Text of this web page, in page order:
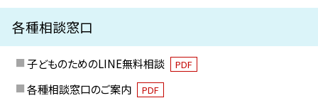
各種相談窓口
子どものためのLINE無料相談 PDF
各種相談窓口のご案内 PDF